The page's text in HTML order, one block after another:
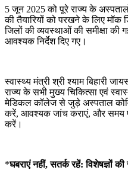
5 जून 2025 को पूरे राज्य के
की तैयारियों को परखने के लिए मॉक
जिलों की व्यवस्थाओं की समीक्षा
आवश्यक निर्देश दिए गए।
स्वास्थ्य मंत्री श्री श्याम बिहारी
राज्य के सभी मुख्य चिकित्सा एवं
मेडिकल कॉलेज से जुड़े अस्पताल
करें, आवश्यक जांच कराएं, और समय
करें।
*घबराएं नहीं, सतर्क रहें: विशेषज्ञों